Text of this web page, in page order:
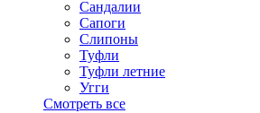
Сандалии
Сапоги
Слипоны
Туфли
Туфли летние
Угги
Смотреть все